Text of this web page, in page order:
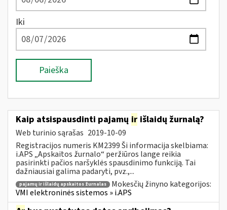
Iki
Paieška
Kaip atsispausdinti pajamų ir išlaidų žurnalą?
Web turinio sąrašas 2019-10-09
Registracijos numeris KM2399 Ši informacija skelbiama:
i.APS „Apskaitos žurnalo“ peržiūros lange reikia
pasirinkti pačios naršyklės spausdinimo funkciją. Tai
dažniausiai galima padaryti, pvz.,...
pajamų ir išlaidų apskaitos žurnalas
Mokesčių žinyno kategorijos:
VMI elektroninės sistemos » i.APS